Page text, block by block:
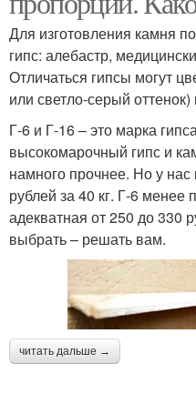
Для изготовления камня
гипс: алебастр,
Отличаться гипсы могут
или светло-серый
Г-6 и Г-16 – это марка
высокомарочный гипс и
намного прочнее. Но у нас
рублей за 40 кг. Г-6 менее
адекватная от 250 до 330
выбрать – решать вам.
читать дальше →